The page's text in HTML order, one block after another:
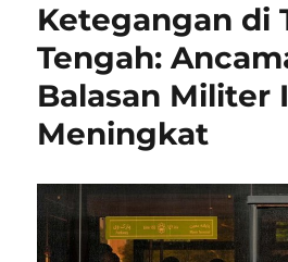
Ketegangan di
Tengah:
Balasan Militer
Meningkat